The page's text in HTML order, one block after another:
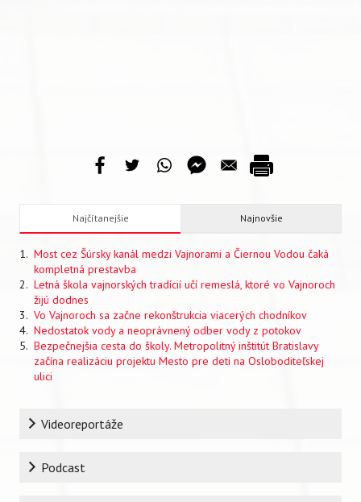
Najčítanejšie Najnovšie
Most cez Šúrsky kanál medzi Vajnorami a Čiernou Vodou čaká
kompletná prestavba
Letná škola vajnorských tradícií učí remeslá, ktoré vo Vajnoroch
žijú dodnes
Vo Vajnoroch sa začne rekonštrukcia viacerých chodníkov
Nedostatok vody a neoprávnený odber vody z potokov
Bezpečnejšia cesta do školy. Metropolitný inštitút Bratislavy
začína realizáciu projektu Mesto pre deti na Osloboditeľskej
ulici
RubrikaVideoreportáže
Podcast